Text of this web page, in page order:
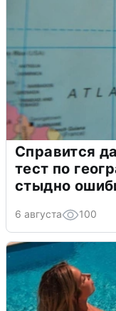
Справится
тест по
стыдно
6 августа 100